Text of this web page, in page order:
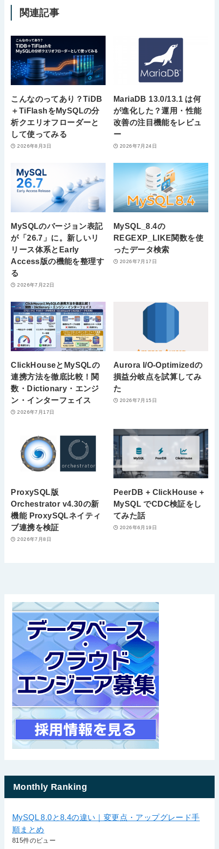
関連記事
こんなのってあり？TiDB
＋TiFlashをMySQLの分
析クエリオフローダーと
して使ってみる
2026年8月3日
MariaDB 13.0/13.1 は何
が進化した？運用・性能
改善の注目機能をレビュ
ー
2026年7月24日
MySQLのバージョン表記
が「26.7」に。新しいリ
リース体系とEarly
Access版の機能を整理す
る
2026年7月22日
MySQL_8.4の
REGEXP_LIKE関数を使
ったデータ検索
2026年7月17日
ClickHouseとMySQLの
連携方法を徹底比較！関
数・Dictionary・エンジ
ン・インターフェイス
2026年7月17日
Aurora I/O-Optimizedの
損益分岐点を試算してみ
た
2026年7月15日
ProxySQL版
Orchestrator v4.30の新
機能 ProxySQLネイティ
ブ連携を検証
2026年7月8日
PeerDB + ClickHouse +
MySQL でCDC検証をし
てみた話
2026年6月19日
Monthly Ranking
MySQL 8.0と8.4の違い｜変更点・アップグレード手
順まとめ
815件のビュー